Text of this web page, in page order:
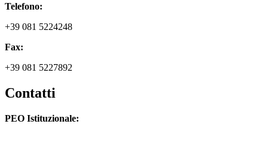
Telefono:
+39 081 5224248
Fax:
+39 081 5227892
Contatti
PEO Istituzionale: